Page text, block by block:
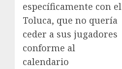
específicamente con el
Toluca, que no quería
ceder a sus jugadores
conforme al
calendario